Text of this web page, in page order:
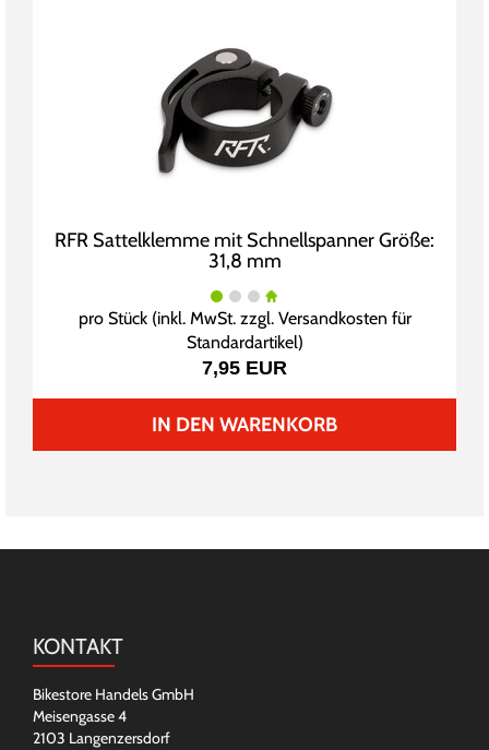
RFR Sattelklemme mit Schnellspanner Größe:
31,8 mm
pro Stück (inkl. MwSt. zzgl. Versandkosten für
Standardartikel)
7,95 EUR
IN DEN WARENKORB
KONTAKT
Bikestore Handels GmbH
Meisengasse 4
2103 Langenzersdorf